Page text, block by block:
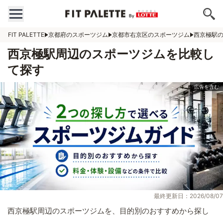
FIT PALETTE 京都府のスポーツジム 京都市右京区のスポーツジム 西京極駅
西京極駅周辺のスポーツジムを比較し
て探す
最終更新日：2026/08/07
西京極駅周辺のスポーツジムを、目的別のおすすめから探し